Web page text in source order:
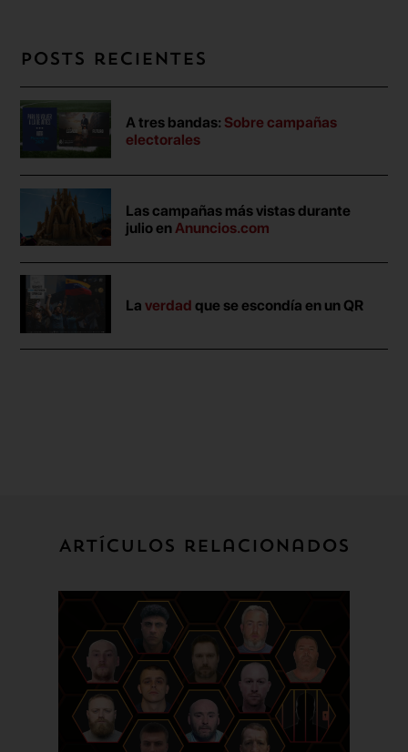
Posts recientes
A tres bandas: Sobre campañas
electorales
Las campañas más vistas durante
julio en Anuncios.com
Laverdad que se escondía en un QR
Artículos relacionados